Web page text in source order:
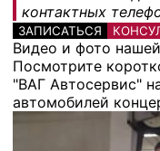
контактных
ЗАПИСАТЬСЯ
Видео и фото
Посмотрите
"ВАГ Автосервис"
автомобилей